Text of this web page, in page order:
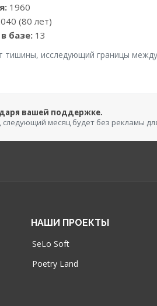
1960
(80 лет)
базе: 13
тишины, исследующий границы
вашей поддержке.
следующий месяц будет без рекламы
НАШИ ПРОЕКТЫ
SeLo Soft
Poetry Land